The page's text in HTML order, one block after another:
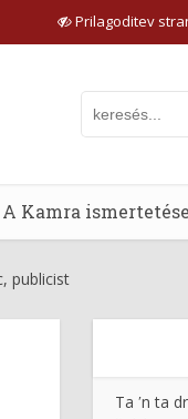
Prilagoditev
A Kamra ismertetése
publicist
Ta ʹn ta